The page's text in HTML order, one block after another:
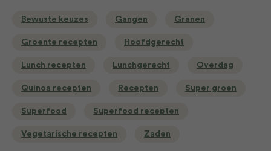
Bewuste keuzes Gangen Granen
Groente recepten Hoofdgerecht
Lunch recepten Lunchgerecht Overdag
Quinoa recepten Recepten Super groen
Superfood Superfood recepten
Vegetarische recepten Zaden